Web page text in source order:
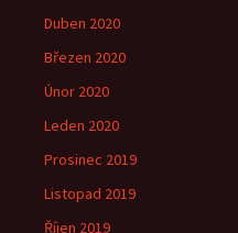
Duben 2020
Březen 2020
Únor 2020
Leden 2020
Prosinec 2019
Listopad 2019
Říjen 2019